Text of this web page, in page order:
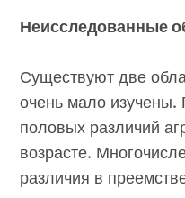
Неисследованные
Существуют две
очень мало
половых различий
возрасте.
различия в